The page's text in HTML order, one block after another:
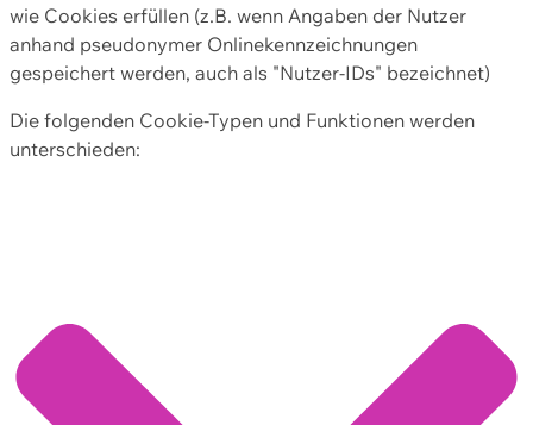
wie Cookies erfüllen (z.B. wenn Angaben der Nutzer
anhand pseudonymer Onlinekennzeichnungen
gespeichert werden, auch als "Nutzer-IDs" bezeichnet)
Die folgenden Cookie-Typen und Funktionen werden
unterschieden: